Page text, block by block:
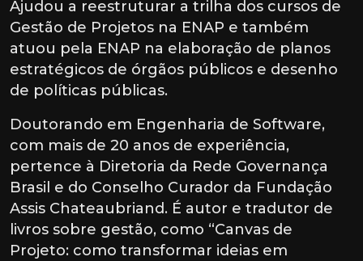
Ajudou a reestruturar a trilha dos cursos de
Gestão de Projetos na ENAP e também
atuou pela ENAP na elaboração de planos
estratégicos de órgãos públicos e desenho
de políticas públicas.
Doutorando em Engenharia de Software,
com mais de 20 anos de experiência,
pertence à Diretoria da Rede Governança
Brasil e do Conselho Curador da Fundação
Assis Chateaubriand. É autor e tradutor de
livros sobre gestão, como “Canvas de
Projeto: como transformar ideias em